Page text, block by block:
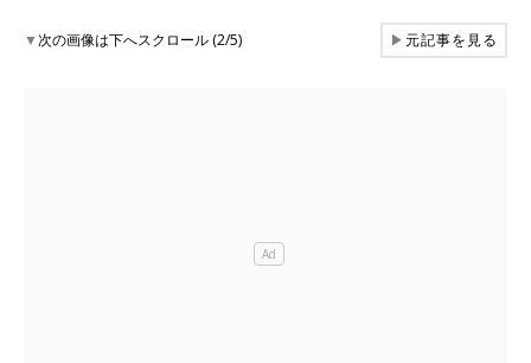
▼次の画像は下へスクロール (2/5) ▶元記事を見る